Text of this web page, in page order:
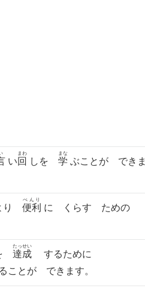
い回
まわ
しを 学
まな
ぶことが できま
り 便利
べんり
に くらす ための
達成
たっせい
するために
とが できます。